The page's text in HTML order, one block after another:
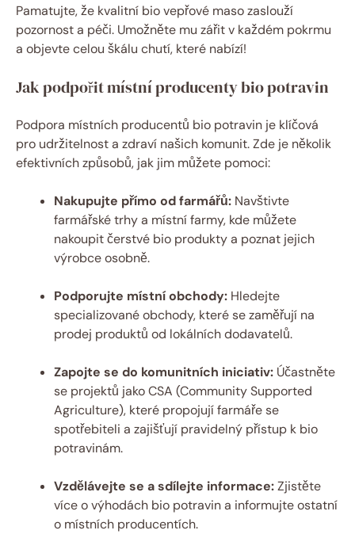
Pamatujte, že kvalitní bio vepřové maso ‌zaslouží
pozornost a⁤ péči. Umožněte mu zářit v každém pokrmu
a objevte celou ⁢škálu chutí, které nabízí!
Jak‍ podpořit místní producenty bio potravin
Podpora místních producentů bio potravin ‍je‌ klíčová
pro udržitelnost a zdraví našich komunit. Zde je několik
efektivních způsobů, jak jim můžete pomoci:
Nakupujte přímo od farmářů: Navštivte
‌farmářské trhy a místní farmy, kde‌ můžete⁤
nakoupit čerstvé bio produkty a poznat jejich
výrobce osobně.
Podporujte ⁢místní obchody: Hledejte
specializované obchody, které se⁣ zaměřují na
prodej produktů ​od‌ lokálních dodavatelů.
Zapojte⁤ se do komunitních iniciativ: ⁣Účastněte
se‌ projektů⁢ jako ‍CSA (Community Supported
Agriculture), které propojují farmáře se
spotřebiteli a zajišťují pravidelný přístup ⁣k‌ bio
potravinám.
Vzdělávejte se a sdílejte informace:Zjistěte
více o ⁣výhodách bio⁣ potravin⁤ a⁤ informujte ostatní
o místních producentích.